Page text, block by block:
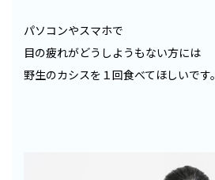
パソコンやスマホで
目の疲れがどうしようもない方には
野生のカシスを１回食べてほしいです。